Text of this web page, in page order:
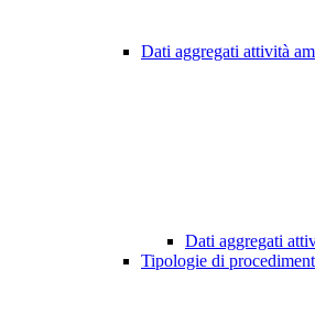
Dati aggregati attività
Dati aggregati
Tipologie di